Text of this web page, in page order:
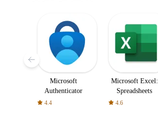
Microsoft
Authenticator
4.4
Microsoft Excel:
Spreadsheets
4.6